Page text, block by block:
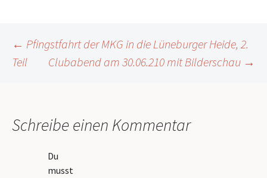
Beitrags-
← Pfingstfahrt der MKG in die Lüneburger Heide, 2.
Teil
Clubabend am 30.06.210 mit Bilderschau →
Schreibe einen Kommentar
Du
musst